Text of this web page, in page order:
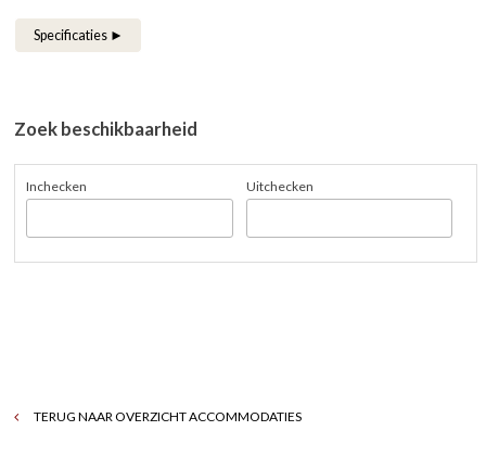
Specificaties ►
Zoek beschikbaarheid
Inchecken Uitchecken
TERUG NAAR OVERZICHT ACCOMMODATIES